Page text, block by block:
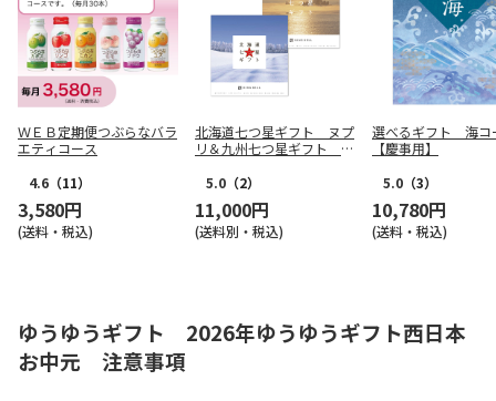
ＷＥＢ定期便つぶらなバラ
エティコース
4.6 （11）
3,580円
(送料・税込)
北海道七つ星ギフト ヌプ
リ＆九州七つ星ギフト ひ
5.0 （2）
11,000円
(送料別・税込)
選べるギフト 海コ
【慶事用】
5.0 （3）
10,780円
(送料・税込)
ゆうゆうギフト 2026年ゆうゆうギフト西日本
お中元 注意事項